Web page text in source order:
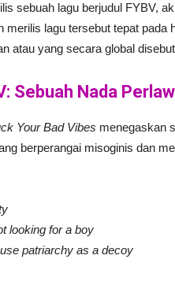
sebuah lagu berjudul FYBV,
merilis lagu tersebut tepat pada
atau yang secara global
Sebuah Nada
Your Bad Vibes menegaskan
berperangai misoginis dan
looking for a boy
patriarchy as a decoy